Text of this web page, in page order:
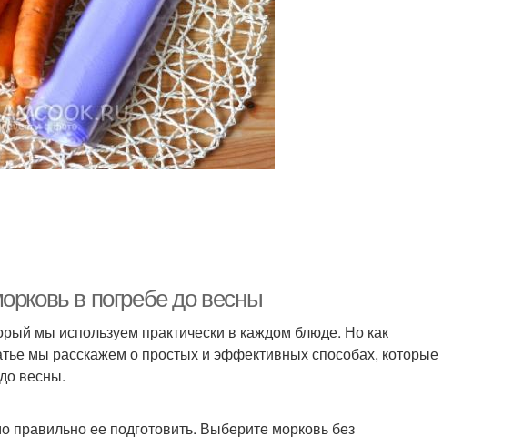
в погребе до весны
мы используем практически в каждом блюде. Но как
мы расскажем о простых и эффективных способах, которые
весны.
правильно ее подготовить. Выберите морковь без